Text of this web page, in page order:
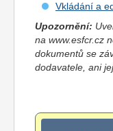
Vkládání a
Upozornění:
na www.esfcr.cz
dokumentů se
dodavatele, ani